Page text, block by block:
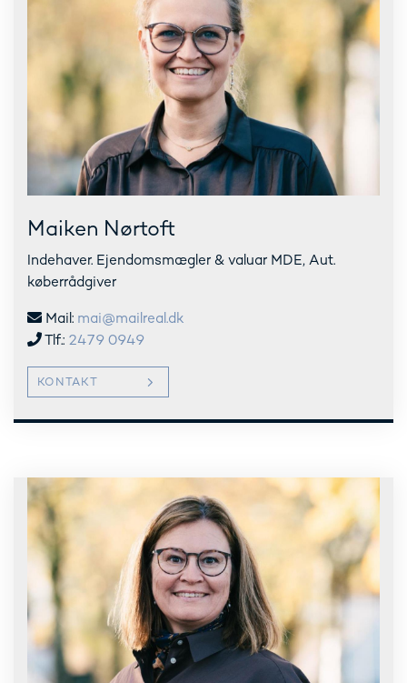
Maiken Nørtoft
Indehaver. Ejendomsmægler & valuar MDE, Aut.
køberrådgiver
Mail: mai@mailreal.dk
Tlf.: 2479 0949
KONTAKT